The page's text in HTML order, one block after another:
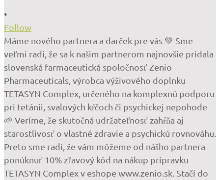
•
Follow
Máme nového partnera a darček pre vás 💚 Sme
veľmi radi, že sa k našim partnerom najnovšie pridala
slovenská farmaceutická spoločnosť Zenio
Pharmaceuticals, výrobca výživového doplnku
TETASYN Complex, určeného na komplexnú podporu
pri tetánii, svalových kŕčoch či psychickej nepohode
🌱 Veríme, že skutočná udržateľnosť zahŕňa aj
starostlivosť o vlastné zdravie a psychickú rovnováhu.
Preto sme radi, že vám môžeme od nášho partnera
ponúknuť 10% zľavový kód na nákup prípravku
TETASYN Complex v eshope www.zenio.sk. Stačí do